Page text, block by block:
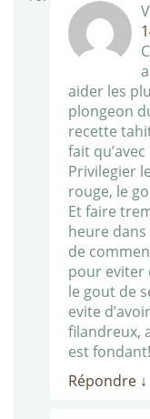
aider les
plongeon
recette
fait
Privilegier
rouge, le
Et faire
heure dans
de
pour eviter
le gout de
evite
filandreux,
est fondant!
Répondre ↓